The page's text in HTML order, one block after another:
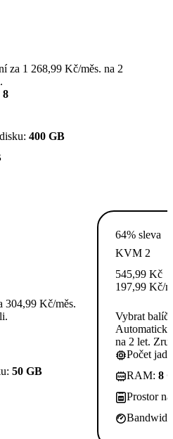
za 1 268,99 Kč/měs. na 2
8
400 GB
304,99 Kč/měs.
50 GB
64% sleva
KVM 2
545,99 Kč
197,99 Kč/
Vybrat
na 2 let.
Počet
RAM: 8
Prostor